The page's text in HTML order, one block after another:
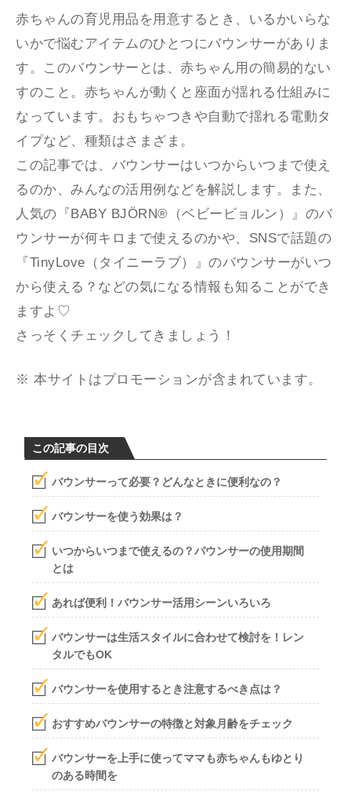
赤ちゃんの育児用品を用意するとき、いるかいらな
いかで悩むアイテムのひとつにバウンサーがありま
す。このバウンサーとは、赤ちゃん用の簡易的ない
すのこと。赤ちゃんが動くと座面が揺れる仕組みに
なっています。おもちゃつきや自動で揺れる電動タ
イプなど、種類はさまざま。
この記事では、バウンサーはいつからいつまで使え
るのか、みんなの活用例などを解説します。また、
人気の『BABY BJÖRN®（ベビービョルン）』のバ
ウンサーが何キロまで使えるのかや、SNSで話題の
『TinyLove（タイニーラブ）』のバウンサーがいつ
から使える？などの気になる情報も知ることができ
ますよ♡
さっそくチェックしてきましょう！
※ 本サイトはプロモーションが含まれています。
この記事の目次
バウンサーって必要？どんなときに便利なの？
バウンサーを使う効果は？
いつからいつまで使えるの？バウンサーの使用期間
とは
あれば便利！バウンサー活用シーンいろいろ
バウンサーは生活スタイルに合わせて検討を！レン
タルでもOK
バウンサーを使用するとき注意するべき点は？
おすすめバウンサーの特徴と対象月齢をチェック
バウンサーを上手に使ってママも赤ちゃんもゆとり
のある時間を